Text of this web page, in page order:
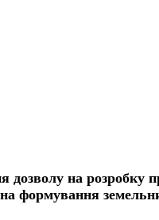
дозволу на розробку
формування